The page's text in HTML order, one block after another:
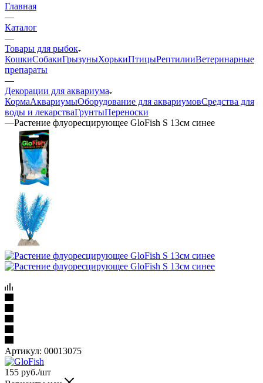
Главная
—
Каталог
—
Товары для рыбок
КошкиСобакиГрызуныХорькиПтицыРептилииВетеринарные
препараты
—
Декорации для аквариума
КормаАквариумыОборудование для аквариумовСредства для
воды и лекарстваГрунтыПереноски
—Растение флуоресцирующее GloFish S 13см синее
Артикул: 00013075
155 руб./шт